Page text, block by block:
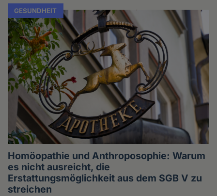
GESUNDHEIT
Homöopathie und Anthroposophie: Warum
es nicht ausreicht, die
Erstattungsmöglichkeit aus dem SGB V zu
streichen